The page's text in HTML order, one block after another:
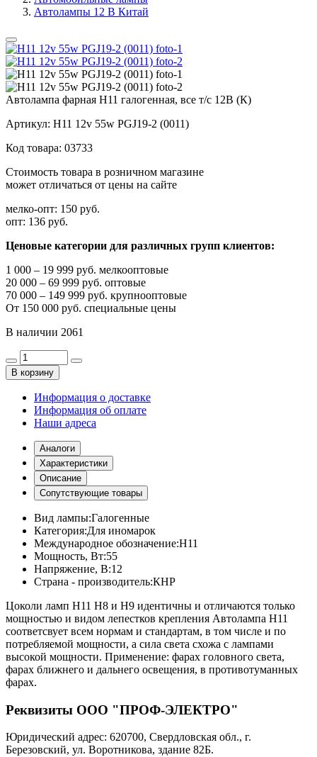
Автолампы 12 В Китай
Автолампа фарная Н11 галогенная, все т/с 12В (К)
Артикул: Н11 12v 55w PGJ19-2 (0011)
Код товара: 03733
Стоимость товара в розничном магазине
может отличаться от цены на сайте
мелко-опт: 150 руб.
опт: 136 руб.
Ценовые категории для различных групп клиентов:
1 000 – 19 999 руб. мелкооптовые
20 000 – 69 999 руб. оптовые
70 000 – 149 999 руб. крупнооптовые
От 150 000 руб. специальные цены
В наличии 2061
В корзину
Информация о доставке
Информация об оплате
Наши адреса
Аналоги
Характеристики
Описание
Сопутствующие товары
Вид лампы:Галогенные
Категория:Для иномарок
Международное обозначение:H11
Мощность, Вт:55
Напряжение, В:12
Страна - производитель:КНР
Цоколи ламп H11 H8 и H9 идентичны и отличаются только
мощностью и видом лепестков крепления Автолампа H11
соответсвует всем нормам и стандартам, в том числе и по
потребляемой мощности, а сила света схожа с лампами
высокой мощности. Применение: фарах головного света,
фарах ближнего и дальнего освещения, в противотуманных
фарах.
Реквизиты ООО "ПРОФ-ЭЛЕКТРО"
Юридический адрес: 620700, Свердловская обл., г.
Березовский, ул. Воротникова, здание 82Б.